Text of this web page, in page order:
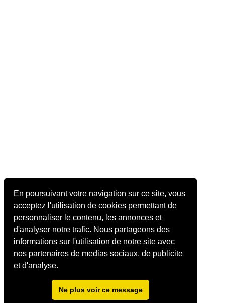
En poursuivant votre navigation sur ce site, vous
acceptez l'utilisation de cookies permettant de
personnaliser le contenu, les annonces et
d'analyser notre trafic. Nous partageons des
informations sur l'utilisation de notre site avec
nos partenaires de medias sociaux, de publicite
et d'analyse.
Ne plus voir ce message